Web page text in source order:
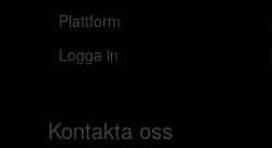
Plattform
Logga in
Kontakta oss